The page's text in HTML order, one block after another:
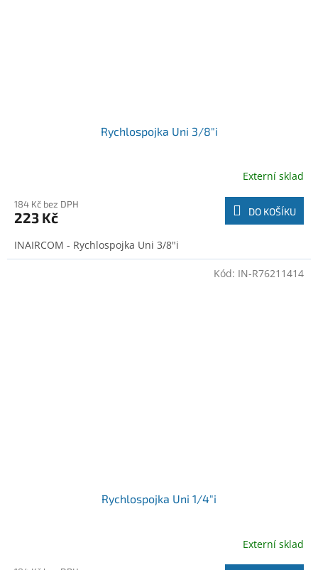
Rychlospojka Uni 3/8"i
Externí sklad
184 Kč bez DPH
223 Kč DO KOŠÍKU
INAIRCOM - Rychlospojka Uni 3/8"i
Rychlospojka Uni 1/4"i
Externí sklad
Kód: IN-R76211414